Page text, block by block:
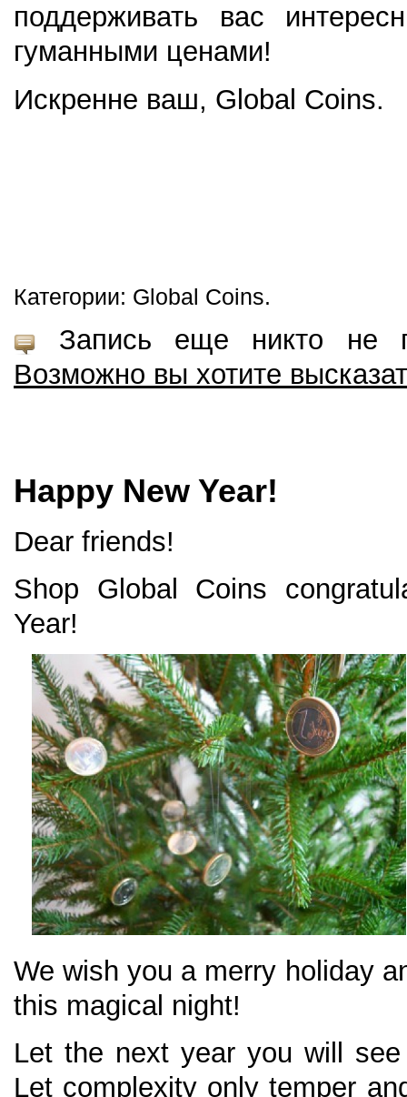
поддерживать вас
гуманными ценами!
Искренне ваш, Global Coins.
Категории: Global Coins.
Запись еще никто не
Возможно вы хотите
Happy New Year!
Dear friends!
Shop Global Coins
Year!
We wish you a merry holiday
this magical night!
Let the next year you will
Let complexity only temper